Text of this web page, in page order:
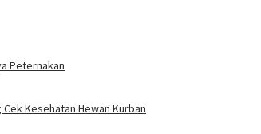
Peternakan
Kesehatan Hewan Kurban